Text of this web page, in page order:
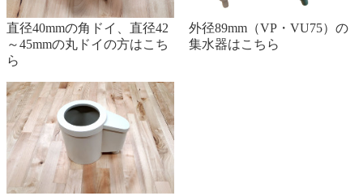
直径40mmの角ドイ、直径42
～45mmの丸ドイの方はこち
ら
外径89mm（VP・VU75）の
集水器はこちら